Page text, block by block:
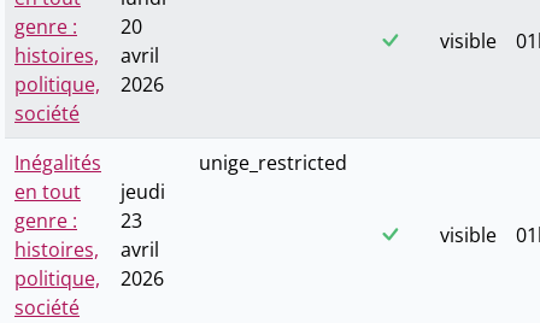
genre :
histoires,
politique,
société
20
avril
2026
visible
Inégalités
en tout
genre :
histoires,
politique,
société
jeudi
23
avril
2026
unige_restricted
visible